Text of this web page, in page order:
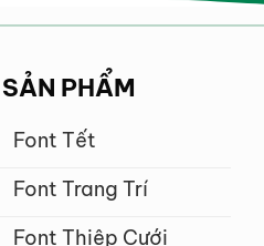
SẢN PHẨM
Font Tết
Font Trang Trí
Font Thiệp Cưới